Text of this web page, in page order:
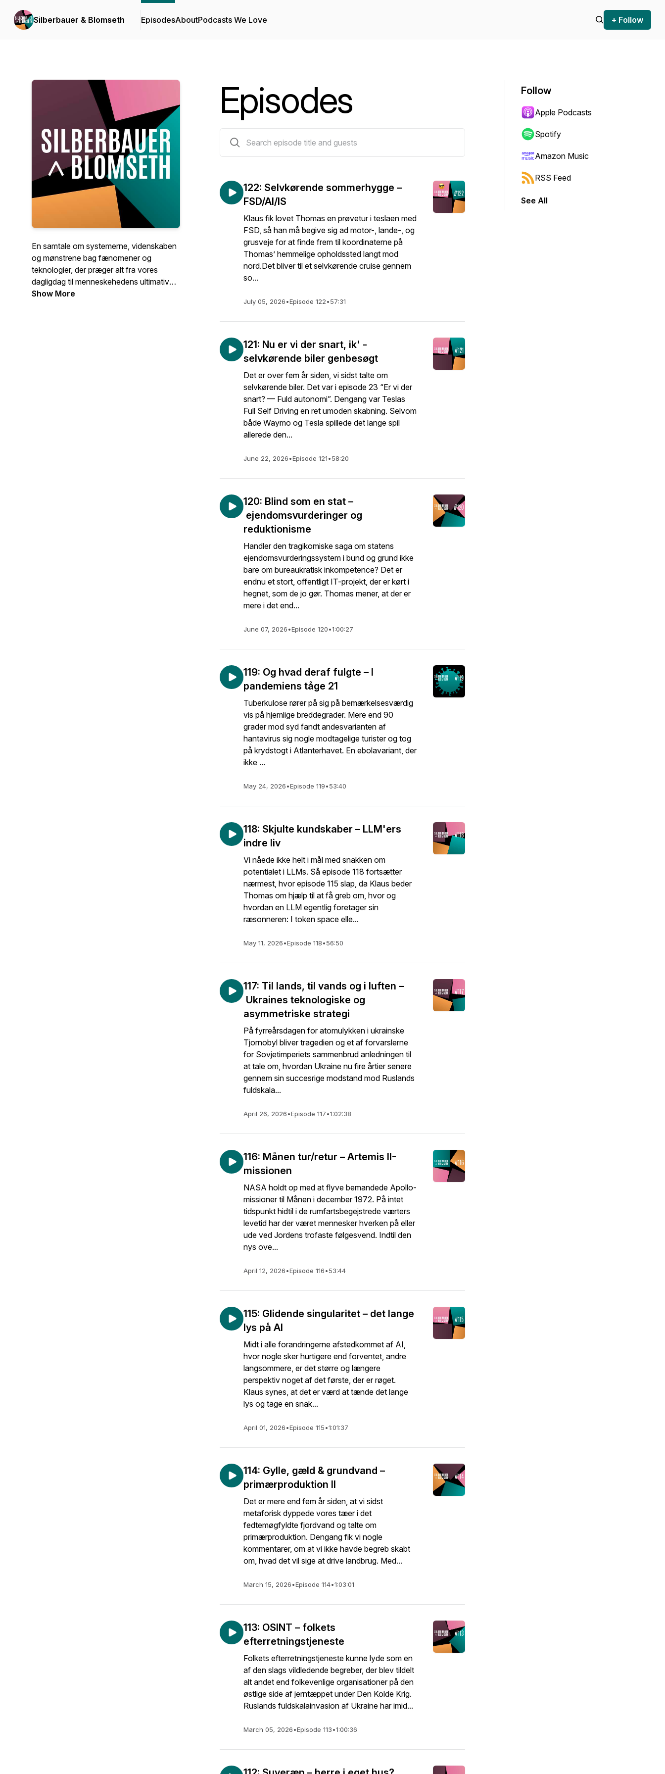
Silberbauer & Blomseth EpisodesAboutPodcasts We Love + Follow
En samtale om systemerne, videnskaben
og mønstrene bag fænomener og
teknologier, der præger alt fra vores
dagligdag til menneskehedens ultimative
skæbne. Kommentarer eller spørgsmål?
Show More
Episodes
122: Selvkørende sommerhygge –
FSD/AI/IS
Klaus fik lovet Thomas en prøvetur i teslaen med
FSD, så han må begive sig ad motor-, lande-, og
grusveje for at finde frem til koordinaterne på
Thomas’ hemmelige opholdssted langt mod
nord.Det bliver til et selvkørende cruise gennem
so...
July 05, 2026•Episode 122•57:31
121: Nu er vi der snart, ik' -
selvkørende biler genbesøgt
Det er over fem år siden, vi sidst talte om
selvkørende biler. Det var i episode 23 “Er vi der
snart? — Fuld autonomi”. Dengang var Teslas
Full Self Driving en ret umoden skabning. Selvom
både Waymo og Tesla spillede det lange spil
allerede den...
June 22, 2026•Episode 121•58:20
120: Blind som en stat –
ejendomsvurderinger og
reduktionisme
Handler den tragikomiske saga om statens
ejendomsvurderingssystem i bund og grund ikke
bare om bureaukratisk inkompetence? Det er
endnu et stort, offentligt IT-projekt, der er kørt i
hegnet, som de jo gør. Thomas mener, at der er
mere i det end...
June 07, 2026•Episode 120•1:00:27
119: Og hvad deraf fulgte – I
pandemiens tåge 21
Tuberkulose rører på sig på bemærkelsesværdig
vis på hjemlige breddegrader. Mere end 90
grader mod syd fandt andesvarianten af
hantavirus sig nogle modtagelige turister og tog
på krydstogt i Atlanterhavet. En ebolavariant, der
ikke ...
May 24, 2026•Episode 119•53:40
118: Skjulte kundskaber – LLM'ers
indre liv
Vi nåede ikke helt i mål med snakken om
potentialet i LLMs. Så episode 118 fortsætter
nærmest, hvor episode 115 slap, da Klaus beder
Thomas om hjælp til at få greb om, hvor og
hvordan en LLM egentlig foretager sin
ræsonneren: I token space elle...
May 11, 2026•Episode 118•56:50
117: Til lands, til vands og i luften –
Ukraines teknologiske og
asymmetriske strategi
På fyrreårsdagen for atomulykken i ukrainske
Tjornobyl bliver tragedien og et af forvarslerne
for Sovjetimperiets sammenbrud anledningen til
at tale om, hvordan Ukraine nu fire årtier senere
gennem sin succesrige modstand mod Ruslands
fuldskala...
April 26, 2026•Episode 117•1:02:38
116: Månen tur/retur – Artemis II-
missionen
NASA holdt op med at flyve bemandede Apollo-
missioner til Månen i december 1972. På intet
tidspunkt hidtil i de rumfartsbegejstrede værters
levetid har der været mennesker hverken på eller
ude ved Jordens trofaste følgesvend. Indtil den
nys ove...
April 12, 2026•Episode 116•53:44
115: Glidende singularitet – det lange
lys på AI
Midt i alle forandringerne afstedkommet af AI,
hvor nogle sker hurtigere end forventet, andre
langsommere, er det større og længere
perspektiv noget af det første, der er røget.
Klaus synes, at det er værd at tænde det lange
lys og tage en snak...
April 01, 2026•Episode 115•1:01:37
114: Gylle, gæld & grundvand –
primærproduktion II
Det er mere end fem år siden, at vi sidst
metaforisk dyppede vores tæer i det
fedtemøgfyldte fjordvand og talte om
primærproduktion. Dengang fik vi nogle
kommentarer, om at vi ikke havde begreb skabt
om, hvad det vil sige at drive landbrug. Med...
March 15, 2026•Episode 114•1:03:01
113: OSINT – folkets
efterretningstjeneste
Folkets efterretningstjeneste kunne lyde som en
af den slags vildledende begreber, der blev tildelt
alt andet end folkevenlige organisationer på den
østlige side af jerntæppet under Den Kolde Krig.
Ruslands fuldskalainvasion af Ukraine har imid...
March 05, 2026•Episode 113•1:00:36
Follow
Apple Podcasts
Spotify
Amazon Music
RSS Feed
See All